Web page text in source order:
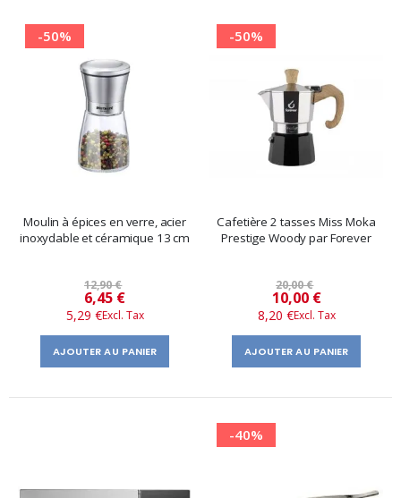
-50%
Moulin à épices en verre, acier
inoxydable et céramique 13 cm
12,90 €
Prix
​​
spécial
6,45 €
5,29 €
AJOUTER AU PANIER
-50%
Cafetière 2 tasses Miss Moka
Prestige Woody par Forever
20,00 €
Prix
​​
spécial
10,00 €
8,20 €
AJOUTER AU PANIER
-40%